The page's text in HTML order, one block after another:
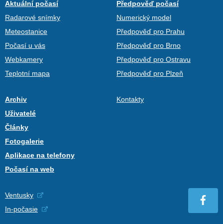
Aktuální počasí
Radarové snímky
Meteostanice
Počasí u vás
Webkamery
Teplotní mapa
Předpověď počasí
Numerický model
Předpověď pro Prahu
Předpověď pro Brno
Předpověď pro Ostravu
Předpověď pro Plzeň
Archiv
Uživatelé
Články
Fotogalerie
Aplikace na telefony
Počasí na web
Kontakty
Ventusky
In-počasie